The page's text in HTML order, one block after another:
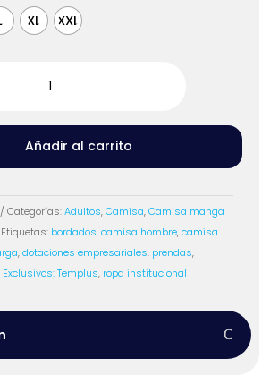
XL XXL
Añadir al carrito
Categorías:Adultos,Camisa,Camisa manga
Etiquetas: bordados,camisa hombre,camisa
,dotaciones empresariales, prendas,
Templus, ropa institucional